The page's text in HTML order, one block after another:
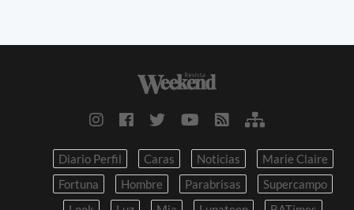
Diario Perfil Caras Noticias
Marie Claire
Fortuna
Hombre Parabrisas
Supercampo